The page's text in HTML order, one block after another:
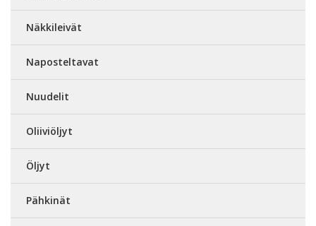
Näkkileivät
Naposteltavat
Nuudelit
Oliiviöljyt
Öljyt
Pähkinät